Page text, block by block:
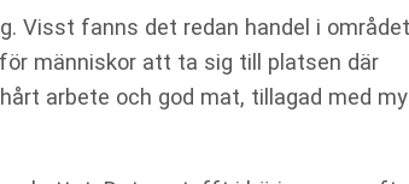
Visst fanns det redan handel i
människor att ta sig till platsen där
arbete och god mat, tillagad med